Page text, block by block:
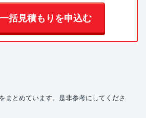
一括見積もりを申込む
まとめています。是非参考にしてくださ